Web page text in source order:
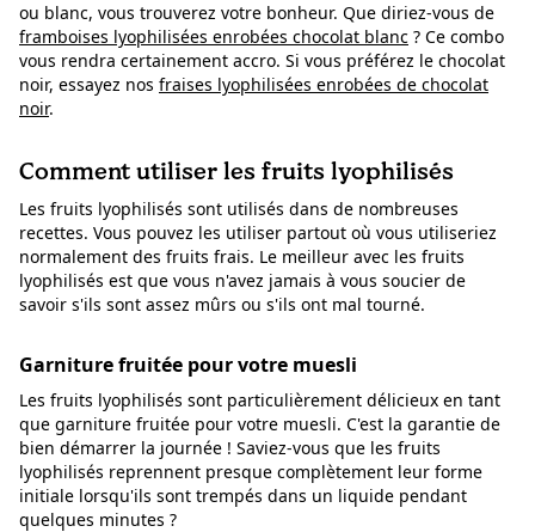
ou blanc, vous trouverez votre bonheur. Que diriez-vous de
framboises lyophilisées enrobées chocolat blanc ? Ce combo
vous rendra certainement accro. Si vous préférez le chocolat
noir, essayez nos fraises lyophilisées enrobées de chocolat
noir.
Comment utiliser les fruits lyophilisés
Les fruits lyophilisés sont utilisés dans de nombreuses
recettes. Vous pouvez les utiliser partout où vous utiliseriez
normalement des fruits frais. Le meilleur avec les fruits
lyophilisés est que vous n'avez jamais à vous soucier de
savoir s'ils sont assez mûrs ou s'ils ont mal tourné.
Garniture fruitée pour votre muesli
Les fruits lyophilisés sont particulièrement délicieux en tant
que garniture fruitée pour votre muesli. C'est la garantie de
bien démarrer la journée ! Saviez-vous que les fruits
lyophilisés reprennent presque complètement leur forme
initiale lorsqu'ils sont trempés dans un liquide pendant
quelques minutes ?